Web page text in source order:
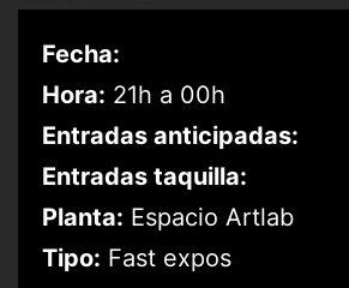
Fecha:
Hora: 21h a 00h
Entradas anticipadas:
Entradas taquilla:
Planta: Espacio Artlab
Tipo: Fast expos